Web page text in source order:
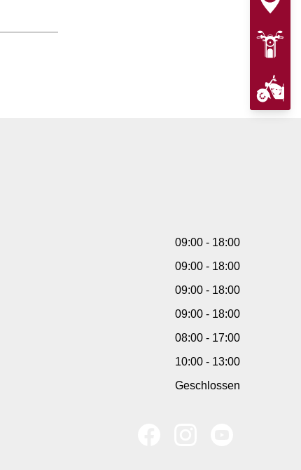
09:00 - 18:00
09:00 - 18:00
09:00 - 18:00
09:00 - 18:00
08:00 - 17:00
10:00 - 13:00
Geschlossen